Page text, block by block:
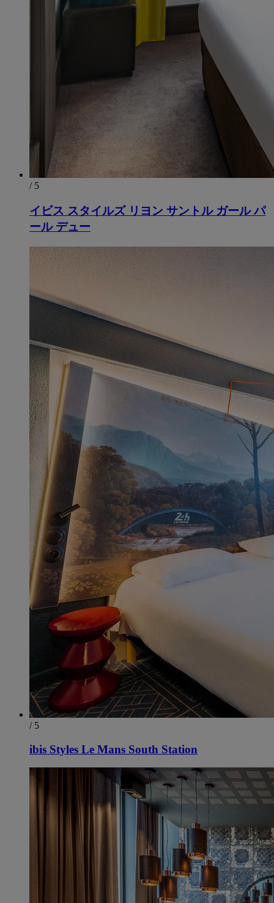
/ 5
イビス スタイルズ リヨン サントル ガール パ
ール デュー
/ 5
ibis Styles Le Mans South Station